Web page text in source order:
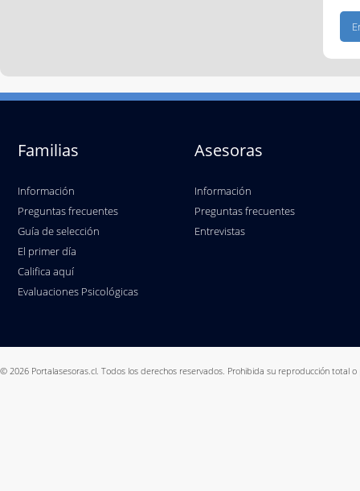
Familias
Información
Preguntas frecuentes
Guía de selección
El primer día
Califica aquí
Evaluaciones Psicológicas
Asesoras
Información
Preguntas frecuentes
Entrevistas
© 2026 Portalasesoras.cl. Todos los derechos reservados. Prohibida su reproducción total